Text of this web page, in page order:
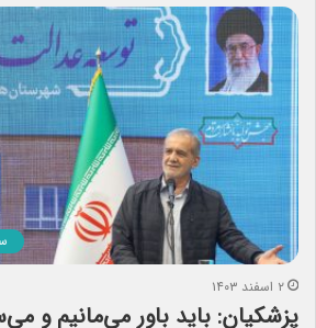
۲ اسفند ۱۴۰۳
پزشکیان: باید باورِ می‌مانیم و